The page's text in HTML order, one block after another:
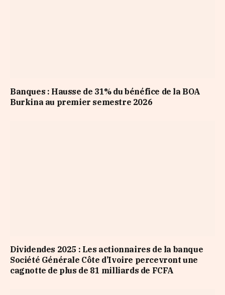
Banques : Hausse de 31% du bénéfice de la BOA
Burkina au premier semestre 2026
Dividendes 2025 : Les actionnaires de la banque
Société Générale Côte d’Ivoire percevront une
cagnotte de plus de 81 milliards de FCFA